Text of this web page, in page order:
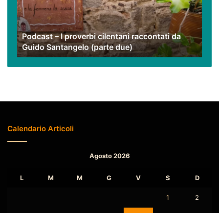
raccontati
da
Guido
Santangelo
(parte
due)
Podcast – I proverbi cilentani raccontati da
Guido Santangelo (parte due)
Calendario Articoli
Agosto 2026
L M M G V S D
1 2